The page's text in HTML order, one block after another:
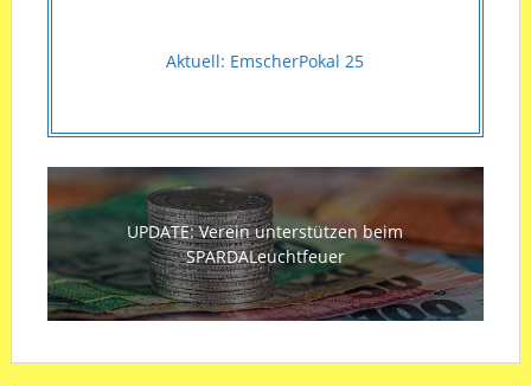
Aktuell: EmscherPokal 25
UPDATE: Verein unterstützen beim
SPARDALeuchtfeuer